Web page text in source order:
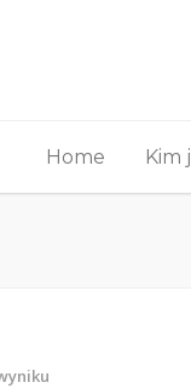
Home Kim